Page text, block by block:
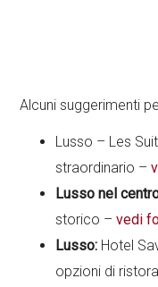
Alcuni suggerimenti
Lusso – Les
straordinario –
Lusso nel
storico –vedi
Lusso: Hotel
opzioni di